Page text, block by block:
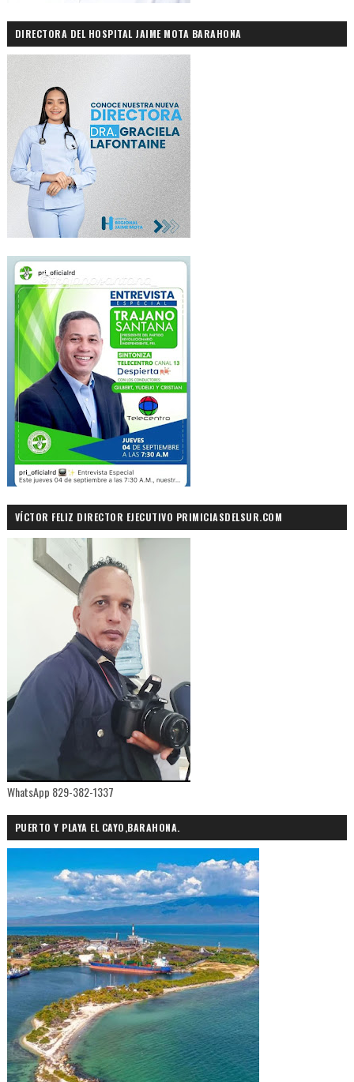
DIRECTORA DEL HOSPITAL JAIME MOTA BARAHONA
VÍCTOR FELIZ DIRECTOR EJECUTIVO PRIMICIASDELSUR.COM
WhatsApp 829-382-1337
PUERTO Y PLAYA EL CAYO,BARAHONA.